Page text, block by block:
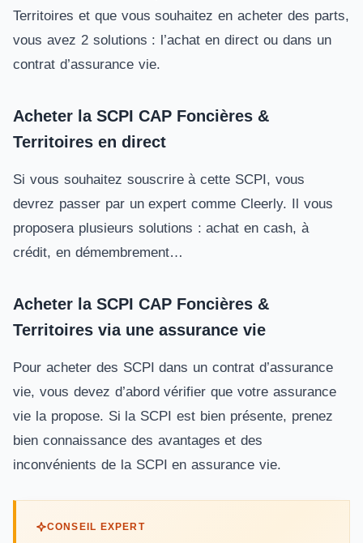
Territoires et que vous souhaitez en acheter des parts,
vous avez 2 solutions : l’achat en direct ou dans un
contrat d’assurance vie.
Acheter la SCPI CAP Foncières &
Territoires en direct
Si vous souhaitez souscrire à cette SCPI, vous
devrez passer par un expert comme Cleerly. Il vous
proposera plusieurs solutions : achat en cash, à
crédit, en démembrement…
Acheter la SCPI CAP Foncières &
Territoires via une assurance vie
Pour acheter des SCPI dans un contrat d’assurance
vie, vous devez d’abord vérifier que votre assurance
vie la propose. Si la SCPI est bien présente, prenez
bien connaissance des avantages et des
inconvénients de la SCPI en assurance vie.
CONSEIL EXPERT